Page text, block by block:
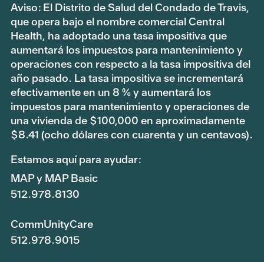
Aviso: El Distrito de Salud del Condado de Travis,
que opera bajo el nombre comercial Central
Health, ha adoptado una tasa impositiva que
aumentará los impuestos para mantenimiento y
operaciones con respecto a la tasa impositiva del
año pasado. La tasa impositiva se incrementará
efectivamente en un 8 % y aumentará los
impuestos para mantenimiento y operaciones de
una vivienda de $100,000 en aproximadamente
$8.41 (ocho dólares con cuarenta y un centavos).
Estamos aquí para ayudar:
MAP y MAP Basic
512.978.8130
CommUnityCare
512.978.9015